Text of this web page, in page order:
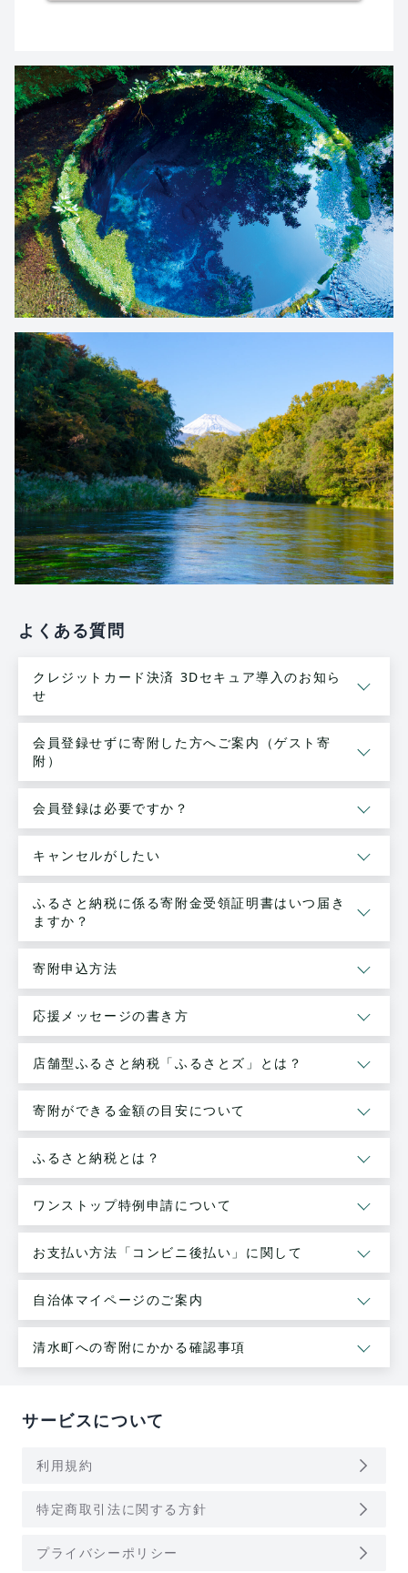
よくある質問
クレジットカード決済 3Dセキュア導入のお知ら
せ
会員登録せずに寄附した方へご案内（ゲスト寄
附）
会員登録は必要ですか？
キャンセルがしたい
ふるさと納税に係る寄附金受領証明書はいつ届き
ますか？
寄附申込方法
応援メッセージの書き方
店舗型ふるさと納税「ふるさとズ」とは？
寄附ができる金額の目安について
ふるさと納税とは？
ワンストップ特例申請について
お支払い方法「コンビニ後払い」に関して
自治体マイページのご案内
清水町への寄附にかかる確認事項
サービスについて
利用規約 arrow_forward_ios
特定商取引法に関する方針 arrow_forward_ios
プライバシーポリシー arrow_forward_ios